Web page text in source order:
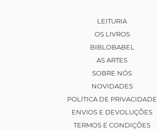
LEITURIA
OS LIVROS
BIBLOBABEL
AS ARTES
SOBRE NÓS
NOVIDADES
POLÍTICA DE PRIVACIDADE
ENVIOS E DEVOLUÇÕES
TERMOS E CONDIÇÕES